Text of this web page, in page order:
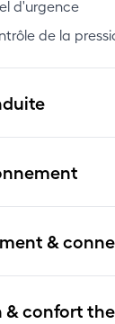
d'urgence
de la
&
confort